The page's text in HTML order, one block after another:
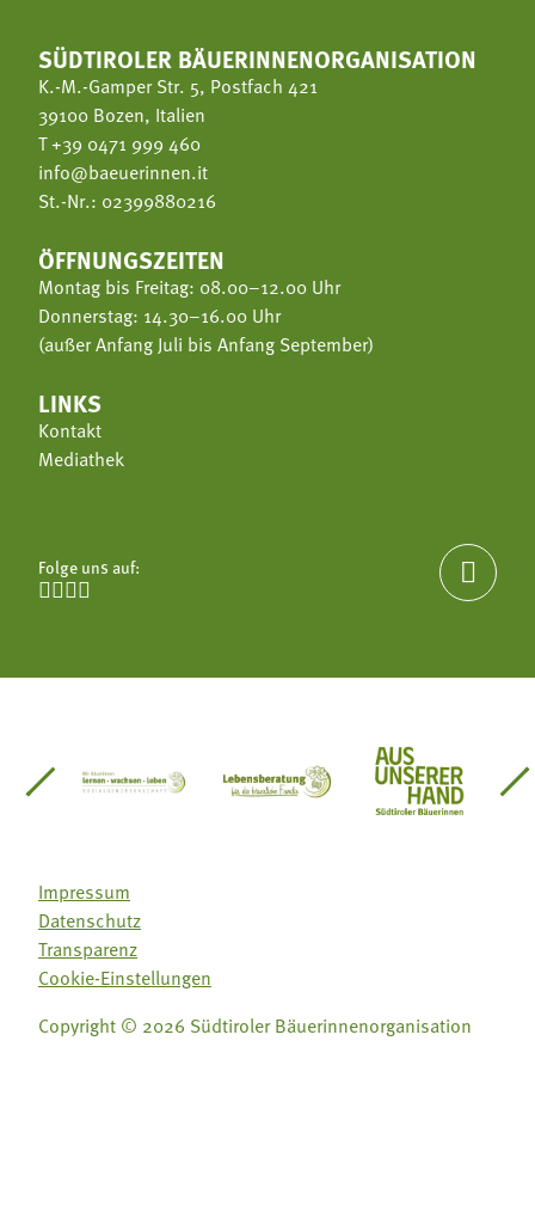
SÜDTIROLER BÄUERINNENORGANISATION
K.-M.-Gamper Str. 5, Postfach 421
39100 Bozen, Italien
T+39 0471 999 460
info@baeuerinnen.it
St.-Nr.: 02399880216
ÖFFNUNGSZEITEN
Montag bis Freitag: 08.00–12.00 Uhr
Donnerstag: 14.30–16.00 Uhr
(außer Anfang Juli bis Anfang September)
LINKS
Kontakt
Mediathek
Folge uns auf:


Südtirol
Gärtnervereinigung
Sozialgenossenschaft Mit Bäuerinnen lernen -
Lebensberatung für dieAus unserer
Impressum
Datenschutz
Transparenz
Cookie-Einstellungen
Copyright © 2026 Südtiroler Bäuerinnenorganisation